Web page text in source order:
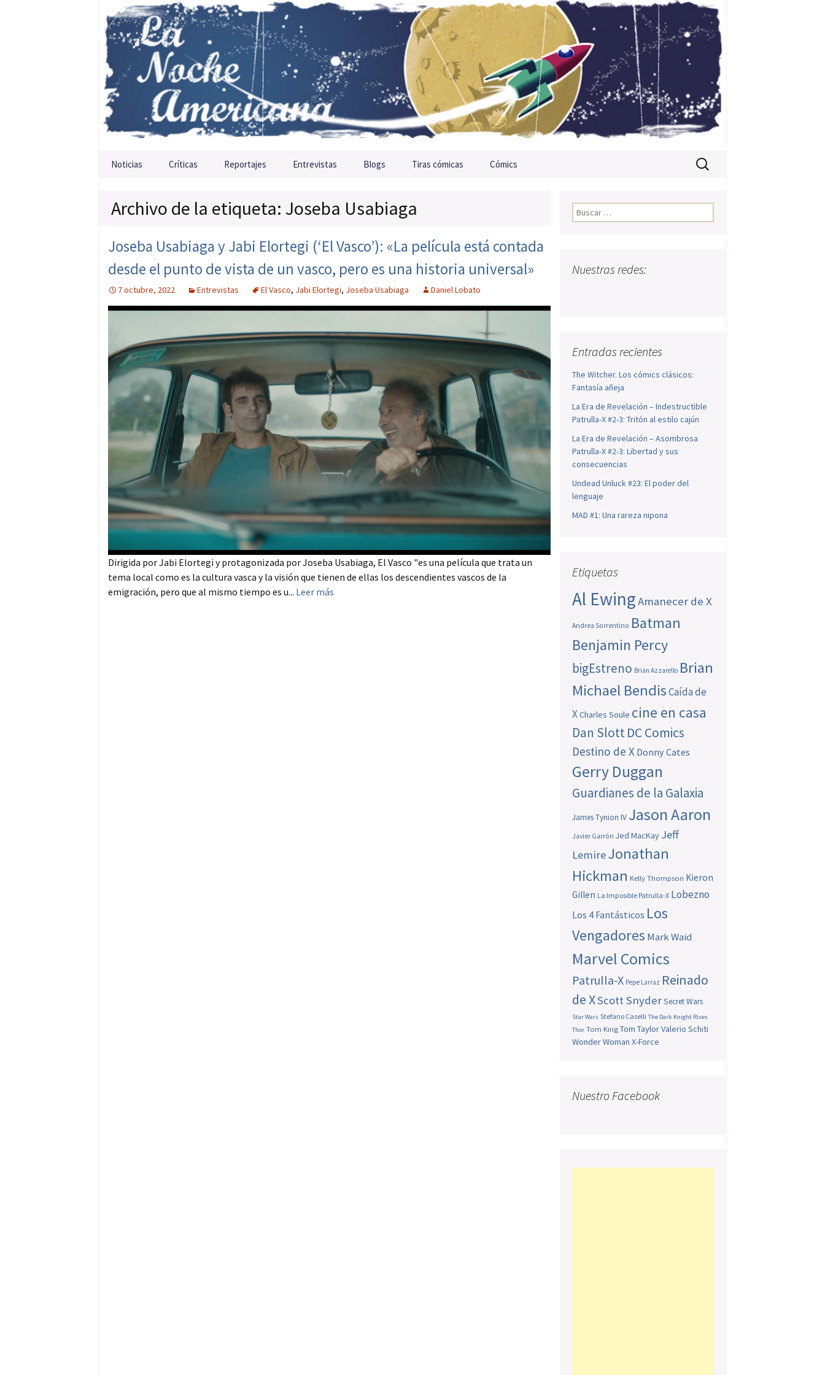
Saltar al contenido
Noticias Críticas Reportajes Entrevistas Blogs Tiras cómicas Cómics Buscar:
Archivo de la etiqueta: Joseba Usabiaga
Joseba Usabiaga y Jabi Elortegi (‘El Vasco’): «La película está contada
desde el punto de vista de un vasco, pero es una historia universal»
7 octubre, 2022 Entrevistas El Vasco, Jabi Elortegi, Joseba Usabiaga Daniel Lobato
Dirigida por Jabi Elortegi y protagonizada por Joseba Usabiaga, El Vasco "es una película que trata un
tema local como es la cultura vasca y la visión que tienen de ellas los descendientes vascos de la
emigración, pero que al mismo tiempo es u... Leer más
Buscar:
Nuestras redes:
Entradas recientes
The Witcher. Los cómics clásicos:
Fantasía añeja
La Era de Revelación – Indestructible
Patrulla-X #2-3: Tritón al estilo cajún
La Era de Revelación – Asombrosa
Patrulla-X #2-3: Libertad y sus
consecuencias
Undead Unluck #23: El poder del
lenguaje
MAD #1: Una rareza nipona
Etiquetas
Al EwingAmanecer de X
Andrea Sorrentino Batman
Benjamin Percy
bigEstreno Brian Azzarello Brian
Michael BendisCaída de
XCharles Soule cine en casa
Dan SlottDC Comics
Destino de X Donny Cates
Gerry Duggan
Guardianes de la Galaxia
James Tynion IV Jason Aaron
Javier Garrón Jed MacKay Jeff
LemireJonathan
Hickman Kelly Thompson Kieron
Gillen La Imposible Patrulla-X Lobezno
Los 4 Fantásticos Los
Vengadores Mark Waid
Marvel Comics
Patrulla-X Pepe Larraz Reinado
de XScott SnyderSecret Wars
Star Wars Stefano Caselli The Dark Knight Rises
Thor Tom King Tom TaylorValerio Schiti
Wonder Woman X-Force
Nuestro Facebook